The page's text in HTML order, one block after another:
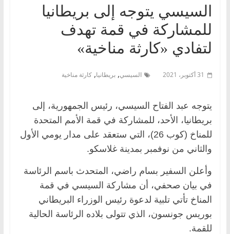
السيسي يتوجه إلى بريطانيا
للمشاركة في قمة تهدف
لتفادي «كارثة مناخية»
31 أكتوبر، 2021 السيسي, بريطانيا, كارثة مناخية
يتوجه عبد الفتاح السيسي، رئيس الجمهورية، إلى
بريطانيا، الأحد، للمشاركة في قمة الأمم المتحدة
للمناخ (كوب 26)، التي ستعقد على مدار يومي الأول
والثاني من نوفمبر بمدينة غلاسكو.
وأعلن السفير بسام راضي، المتحدث باسم الرئاسة
في بيان صحفي، أن مشاركة السيسي في قمة
المناخ تأتي تلبية لدعوة رئيس الوزراء البريطاني
بوريس جونسون، الذي تتولى بلاده الرئاسة الحالية
للقمة.